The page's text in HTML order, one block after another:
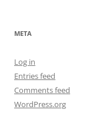
META
Log in
Entries feed
Comments feed
WordPress.org